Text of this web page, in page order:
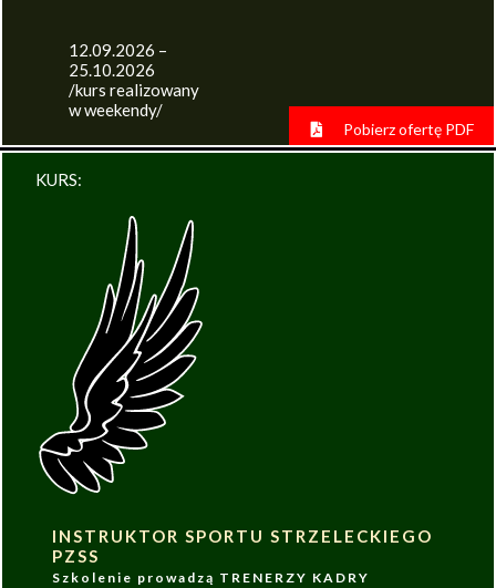
12.09.2026 –
25.10.2026
/kurs realizowany
w weekendy/
Pobierz ofertę PDF
KURS:
INSTRUKTOR SPORTU STRZELECKIEGO
PZSS
Szkolenie prowadzą TRENERZY KADRY